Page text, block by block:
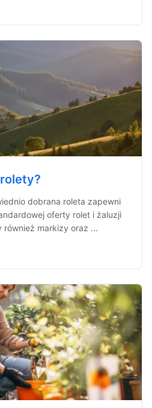
dobrana roleta zapewni
oferty rolet i żaluzji
również markizy oraz ...